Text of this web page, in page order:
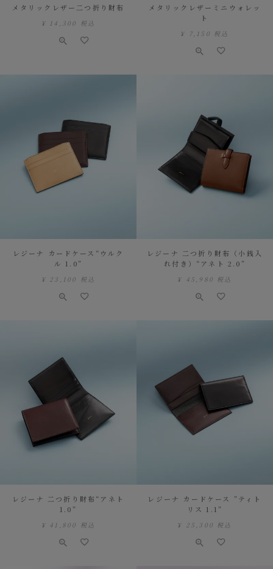
メタリックレザー二つ折り財布
¥ 14,300 税込
メタリックレザーミニウォレッ
ト
¥ 7,150 税込
レジーナ カードケース“ウルク
ル 1.0”
¥ 23,100 税込
レジーナ 二つ折り財布（小銭入
れ付き）“アネト 2.0”
¥ 45,980 税込
レジーナ 二つ折り財布“アネト
1.0”
¥ 41,800 税込
レジーナ カードケース ”ティト
リス 1.1”
¥ 25,300 税込